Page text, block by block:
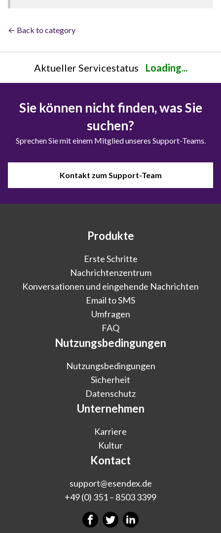
← Back to category
Aktueller Servicestatus Loading...
Sie können nicht finden, was Sie
suchen?
Sprechen Sie mit einem Mitglied unseres Support-Teams.
Kontakt zum Support-Team
Produkte
Erste Schritte
Nachrichtenzentrum
Konversationen und eingehende Nachrichten
Email to SMS
Umfragen
FAQ
Nutzungsbedingungen
Nutzungsbedingungen
Sicherheit
Datenschutz
Unternehmen
Karriere
Kultur
Kontact
support@esendex.de
+49 (0) 351 – 8503 3399